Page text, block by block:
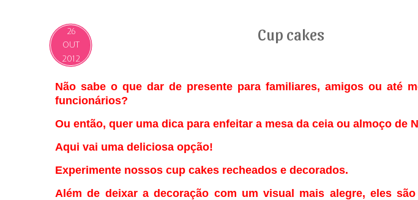
26
OUT
2012
Cup cakes
Não sabe o que dar de presente para familiares, amigos ou até
funcionários?
Ou então, quer uma dica para enfeitar a mesa da ceia ou almoço de
Aqui vai uma deliciosa opção!
Experimente nossos cup cakes recheados e decorados.
Além de deixar a decoração com um visual mais alegre, eles